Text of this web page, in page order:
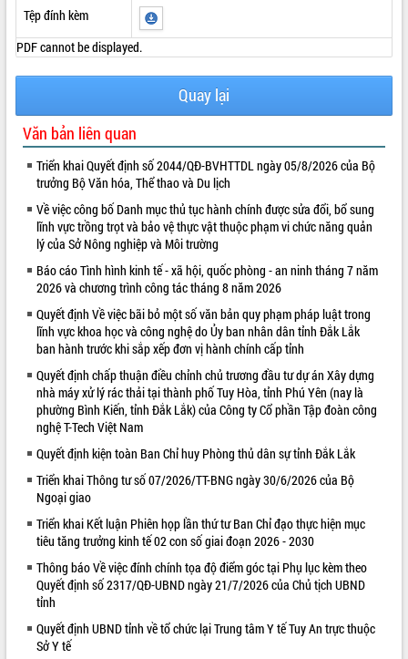
VIDEO
Khám bệnh, cấp phát thuốc miễn phí
và tặng quà người dân xã Cư Pui
Hội nghị UBND tỉnh Đắk Lắk thường kỳ
tháng 7/2026
Lễ truy tặng danh hiệu “Bà Mẹ Việt
Nam Anh hùng” và trao Huân chương
Lao động
UBND tỉnh Đắk Lắk triển khai nhiệm
Kỳ họp thứ Hai, Hội đồng nhân dân
ALBUM ẢNH
Tệp đính kèm
PDF cannot be displayed.
Quay lại
Văn bản liên quan
Triển khai Quyết định số 2044/QĐ-BVHTTDL ngày 05/8/2026 của Bộ
trưởng Bộ Văn hóa, Thể thao và Du lịch
Về việc công bố Danh mục thủ tục hành chính được sửa đổi, bổ sung
lĩnh vực trồng trọt và bảo vệ thực vật thuộc phạm vi chức năng quản
lý của Sở Nông nghiệp và Môi trường
Báo cáo Tình hình kinh tế - xã hội, quốc phòng - an ninh tháng 7 năm
2026 và chương trình công tác tháng 8 năm 2026
Quyết định Về việc bãi bỏ một số văn bản quy phạm pháp luật trong
lĩnh vực khoa học và công nghệ do Ủy ban nhân dân tỉnh Đắk Lắk
ban hành trước khi sắp xếp đơn vị hành chính cấp tỉnh
Quyết định chấp thuận điều chỉnh chủ trương đầu tư dự án Xây dựng
nhà máy xử lý rác thải tại thành phố Tuy Hòa, tỉnh Phú Yên (nay là
phường Bình Kiến, tỉnh Đắk Lắk) của Công ty Cổ phần Tập đoàn công
nghệ T-Tech Việt Nam
Quyết định kiện toàn Ban Chỉ huy Phòng thủ dân sự tỉnh Đắk Lắk
Triển khai Thông tư số 07/2026/TT-BNG ngày 30/6/2026 của Bộ
Ngoại giao
Triển khai Kết luận Phiên họp lần thứ tư Ban Chỉ đạo thực hiện mục
tiêu tăng trưởng kinh tế 02 con số giai đoạn 2026 - 2030
Thông báo Về việc đính chính tọa độ điểm góc tại Phụ lục kèm theo
Quyết định số 2317/QĐ-UBND ngày 21/7/2026 của Chủ tịch UBND
tỉnh
Quyết định UBND tỉnh về tổ chức lại Trung tâm Y tế Tuy An trực thuộc
Sở Y tế